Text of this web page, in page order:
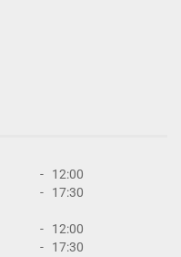
-
12:00
-
17:30
-
12:00
-
17:30